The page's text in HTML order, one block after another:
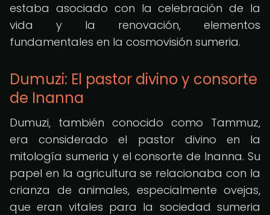
estaba asociado con la celebración de la
vida y la renovación, elementos
fundamentales en la cosmovisión sumeria.
Dumuzi: El pastor divino y consorte
de Inanna
Dumuzi, también conocido como Tammuz,
era considerado el pastor divino en la
mitología sumeria y el consorte de Inanna. Su
papel en la agricultura se relacionaba con la
crianza de animales, especialmente ovejas,
que eran vitales para la sociedad sumeria